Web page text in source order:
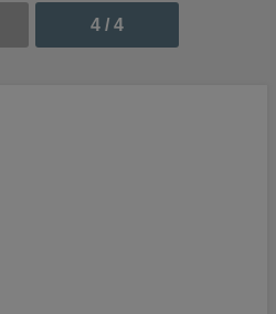
4 / 4